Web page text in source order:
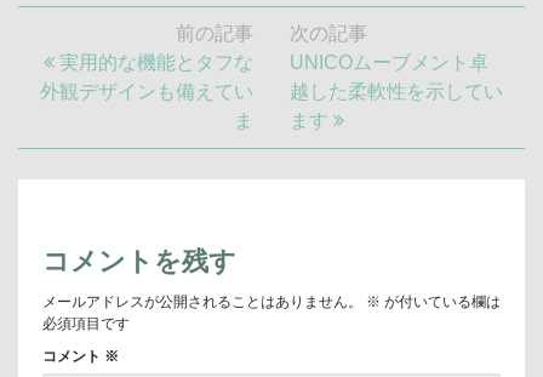
ビ
ー
シ
前の記事
前
の
事:
実用的な機能とタフな
外観デザインも備えてい
ま
次の記事
次
の
記
事:
UNICOムーブメント卓
越した柔軟性を示してい
ます
コメントを残す
メールアドレスが公開されることはありません。 ※ が付いている欄は
必須項目です
コメント ※